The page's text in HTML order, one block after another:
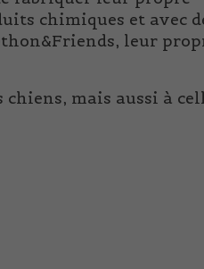
chimiques et avec
leur
mais aussi à